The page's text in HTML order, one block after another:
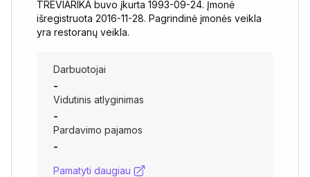
TREVIARIKA buvo įkurta 1993-09-24. Įmonė
išregistruota 2016-11-28. Pagrindinė įmonės veikla
yra restoranų veikla.
Darbuotojai
-
Vidutinis atlyginimas
-
Pardavimo pajamos
-
Pamatyti daugiau